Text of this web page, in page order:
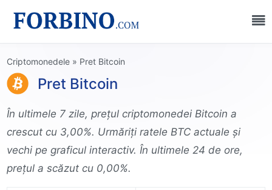
Criptomonedele » Pret Bitcoin
Pret Bitcoin
În ultimele 7 zile, prețul criptomonedei Bitcoin a
crescut cu 3,00%. Urmăriți ratele BTC actuale și
vechi pe graficul interactiv. În ultimele 24 de ore,
prețul a scăzut cu 0,00%.